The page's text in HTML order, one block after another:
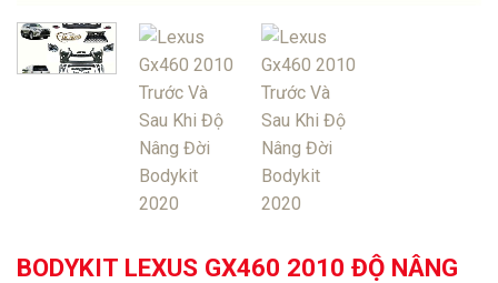
BODYKIT LEXUS GX460 2010 ĐỘ NÂNG